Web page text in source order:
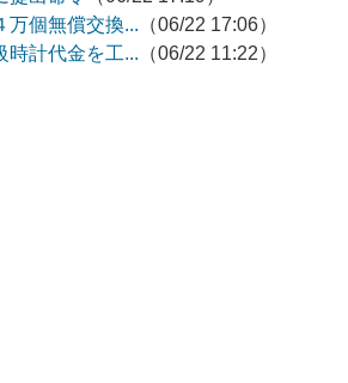
個無償交換... （06/22 17:06）
計代金を工... （06/22 11:22）